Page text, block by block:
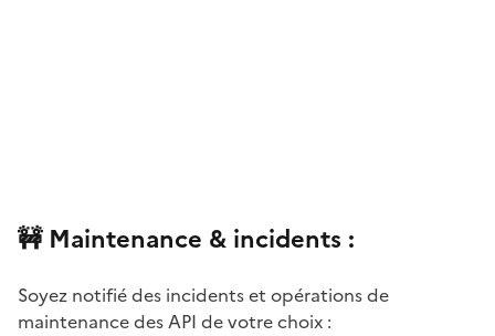
🚧 Maintenance & incidents :
Soyez notifié des incidents et opérations de
maintenance des API de votre choix :